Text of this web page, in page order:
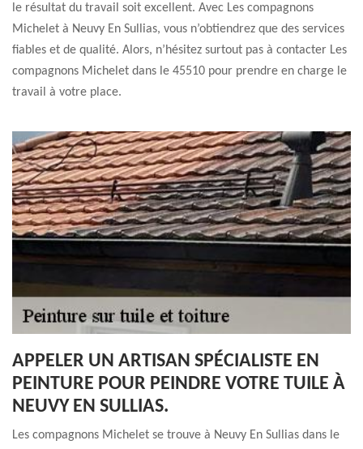
le résultat du travail soit excellent. Avec Les compagnons
Michelet à Neuvy En Sullias, vous n’obtiendrez que des services
fiables et de qualité. Alors, n’hésitez surtout pas à contacter Les
compagnons Michelet dans le 45510 pour prendre en charge le
travail à votre place.
APPELER UN ARTISAN SPÉCIALISTE EN
PEINTURE POUR PEINDRE VOTRE TUILE À
NEUVY EN SULLIAS.
Les compagnons Michelet se trouve à Neuvy En Sullias dans le